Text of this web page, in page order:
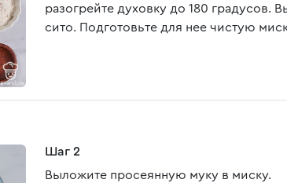
разогрейте духовку до 180
сито. Подготовьте для нее чистую
Шаг 2
Выложите просеянную муку в миску.